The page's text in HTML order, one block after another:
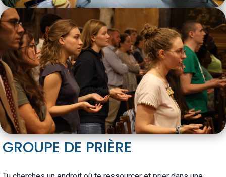
GROUPE DE PRIÈRE